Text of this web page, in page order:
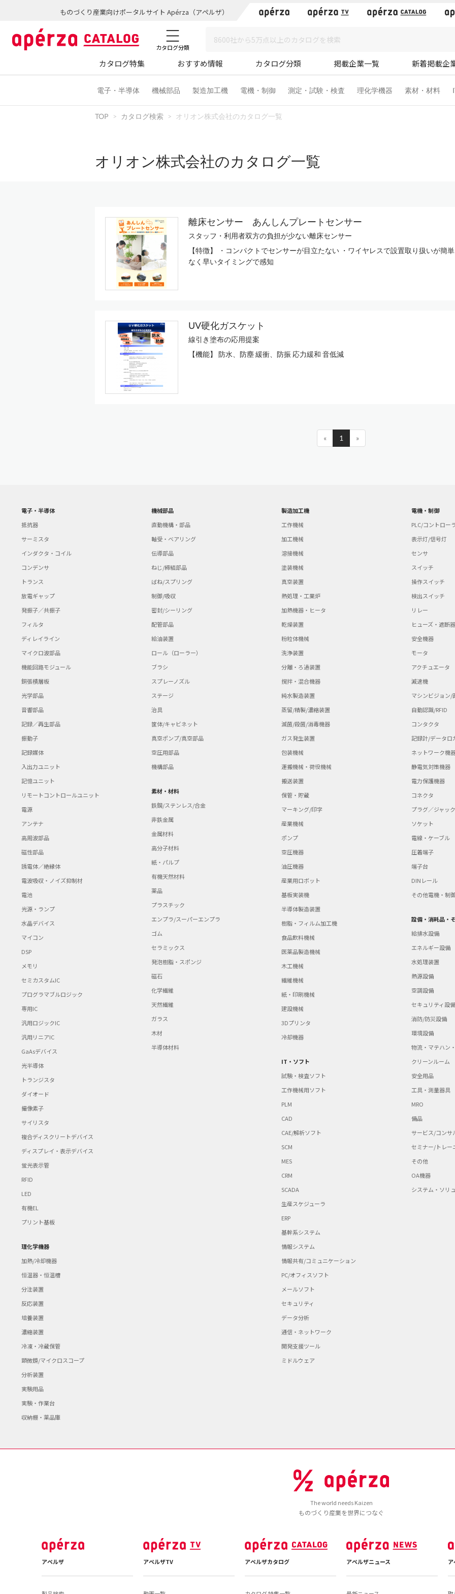
ものづくり産業向けポータルサイト Apérza（アペルザ）
カタログ分類
カタログ特集 おすすめ情報 カタログ分類 掲載企業一覧 新着掲載企
電子・半導体 機械部品 製造加工機 電機・制御 測定・試験・検査 理化学機器 素材・材料
TOP カタログ検索 オリオン株式会社のカタログ一覧
オリオン株式会社のカタログ一覧
離床センサー あんしんプレートセンサー
スタッフ・利用者双方の負担が少ない離床センサー
【特徴】 ・コンパクトでセンサーが目立たない ・ワイヤレスで設置取り扱いが簡
なく早いタイミングで感知
UV硬化ガスケット
線引き塗布の応用提案
【機能】 防水、防塵 緩衝、防振 応力緩和 音低減
« 1 »
電子・半導体
抵抗器
サーミスタ
インダクタ・コイル
コンデンサ
トランス
放電ギャップ
発振子／共振子
フィルタ
ディレイライン
マイクロ波部品
機能回路モジュール
銅張積層板
光学部品
音響部品
記録／再生部品
振動子
記録媒体
入出力ユニット
記憶ユニット
リモートコントロールユニット
電源
アンテナ
高周波部品
磁性部品
誘電体／絶縁体
電波吸収・ノイズ抑制材
電池
光源・ランプ
水晶デバイス
マイコン
DSP
メモリ
セミカスタムIC
プログラマブルロジック
専用IC
汎用ロジックIC
汎用リニアIC
GaAsデバイス
光半導体
トランジスタ
ダイオード
撮像素子
サイリスタ
複合ディスクリートデバイス
ディスプレイ・表示デバイス
蛍光表示管
RFID
LED
有機EL
プリント基板
理化学機器
加熱/冷却機器
恒温器・恒温槽
分注装置
反応装置
培養装置
濃縮装置
冷凍・冷蔵保管
顕微鏡/マイクロスコープ
分析装置
実験用品
実験・作業台
収納棚・薬品庫
機械部品
直動機構・部品
軸受・ベアリング
伝導部品
ねじ/締結部品
ばね/スプリング
制御/吸収
密封/シーリング
配管部品
給油装置
ロール（ローラー）
ブラシ
スプレーノズル
ステージ
治具
筐体/キャビネット
真空ポンプ/真空部品
空圧用部品
機構部品
素材・材料
鉄鋼/ステンレス/合金
非鉄金属
金属材料
高分子材料
紙・パルプ
有機天然材料
薬品
プラスチック
エンプラ/スーパーエンプラ
ゴム
セラミックス
発泡樹脂・スポンジ
磁石
化学繊維
天然繊維
ガラス
木材
半導体材料
製造加工機
工作機械
加工機械
溶接機械
塗装機械
真空装置
熱処理・工業炉
加熱機器・ヒータ
乾燥装置
粉粒体機械
洗浄装置
分離・ろ過装置
撹拌・混合機器
純水製造装置
蒸留/精製/濃縮装置
滅菌/殺菌/消毒機器
ガス発生装置
包装機械
運搬機械・荷役機械
搬送装置
保管・貯蔵
マーキング/印字
産業機械
ポンプ
空圧機器
油圧機器
産業用ロボット
基板実装機
半導体製造装置
樹脂・フィルム加工機
食品飲料機械
医薬品製造機械
木工機械
繊維機械
紙・印刷機械
建設機械
3Dプリンタ
冷却機器
IT・ソフト
試験・検査ソフト
工作機械用ソフト
PLM
CAD
CAE/解析ソフト
SCM
MES
CRM
SCADA
生産スケジューラ
ERP
基幹系システム
情報システム
情報共有/コミュニケーション
PC/オフィスソフト
メールソフト
セキュリティ
データ分析
通信・ネットワーク
開発支援ツール
ミドルウェア
電機・制御
PLC/コントロー
表示灯/信号灯
センサ
スイッチ
操作スイッチ
検出スイッチ
リレー
ヒューズ・遮断器
安全機器
モータ
アクチュエータ
減速機
マシンビジョン/
自動認識/RFID
コンタクタ
記録計/データロ
ネットワーク機
静電気対策機器
電力保護機器
コネクタ
プラグ／ジャック
ソケット
電線・ケーブル
圧着端子
端子台
DINレール
その他電機・制御
設備・消耗品・
給排水設備
エネルギー設備
水処理装置
熱源設備
空調設備
セキュリティ設備
消防/防災設備
環境設備
物流・マテハン
クリーンルーム
安全用品
工具・測量器具
MRO
備品
サービス/コンサ
セミナー/トレー
その他
OA機器
システム・ソリ
The world needs Kaizen
ものづくり産業を世界につなぐ
アペルザ アペルザTV アペルザカタログ アペルザニュース